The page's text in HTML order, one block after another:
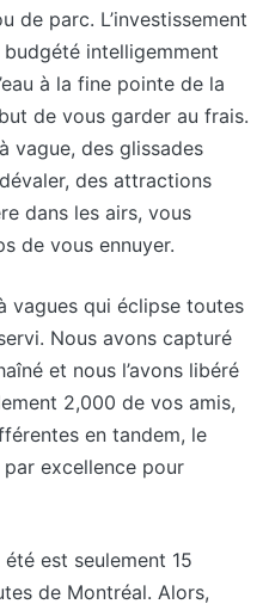
de parc. L’investissement
intelligemment
à la fine pointe de la
de vous garder au frais.
vague, des glissades
des attractions
dans les airs, vous
de vous ennuyer.
vagues qui éclipse toutes
Nous avons capturé
et nous l’avons libéré
2,000 de vos amis,
en tandem, le
excellence pour
est seulement 15
de Montréal. Alors,